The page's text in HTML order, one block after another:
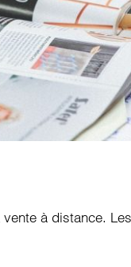
à distance.